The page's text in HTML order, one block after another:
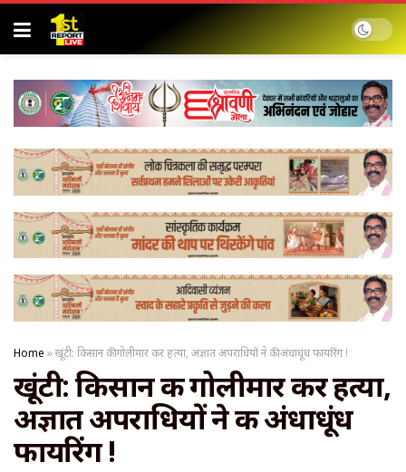
Home »खूंटी: किसान की गोलीमार कर हत्या, अज्ञात अपराधियों ने की अंधाधूंध फायरिंग !
खूंटी: किसान की गोलीमार कर हत्या,
अज्ञात अपराधियों ने की अंधाधूंध
फायरिंग !